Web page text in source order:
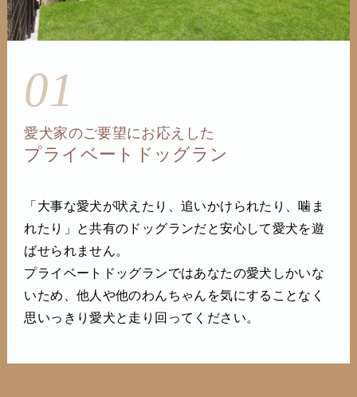
01
愛犬家のご要望にお応えした
プライベートドッグラン
「大事な愛犬が吠えたり、追いかけられたり、噛ま
れたり」と共有のドッグランだと安心して愛犬を遊
ばせられません。
プライベートドッグランではあなたの愛犬しかいな
いため、他人や他のわんちゃんを気にすることなく
思いっきり愛犬と走り回ってください。